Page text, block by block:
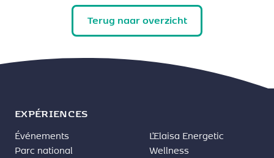
Terug naar overzicht
EXPÉRIENCES
Événements
Parc national
L’Elaisa Energetic
Wellness